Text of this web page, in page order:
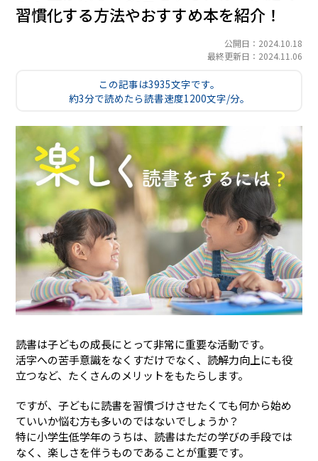
習慣化する方法やおすすめ本を紹介！
公開日：2024.10.18
最終更新日：2024.11.06
この記事は3935文字です。
約3分で読めたら読書速度1200文字/分。
読書は子どもの成長にとって非常に重要な活動です。
活字への苦手意識をなくすだけでなく、読解力向上にも役
立つなど、たくさんのメリットをもたらします。
ですが、子どもに読書を習慣づけさせたくても何から始め
ていいか悩む方も多いのではないでしょうか？
特に小学生低学年のうちは、読書はただの学びの手段では
なく、楽しさを伴うものであることが重要です。